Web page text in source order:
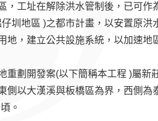
，工址在解除洪水管制後，已可作
圳地區 )之都市計畫，以安置原洪
地，建立公共設施系統，以加速地
重劃開發案(以下簡稱本工程 )屬新
側以大漢溪與板橋區為界，西側為
。